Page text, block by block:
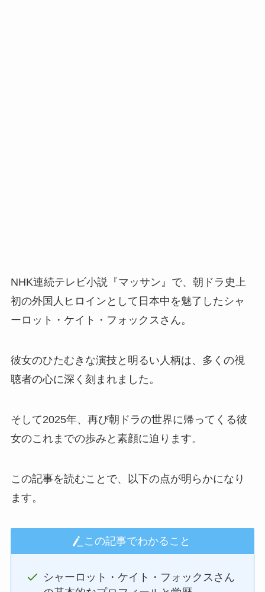
NHK連続テレビ小説『マッサン』で、朝ドラ史上
初の外国人ヒロインとして日本中を魅了したシャ
ーロット・ケイト・フォックスさん。
彼女のひたむきな演技と明るい人柄は、多くの視
聴者の心に深く刻まれました。
そして2025年、再び朝ドラの世界に帰ってくる彼
女のこれまでの歩みと素顔に迫ります。
この記事を読むことで、以下の点が明らかになり
ます。
この記事でわかること
シャーロット・ケイト・フォックスさん